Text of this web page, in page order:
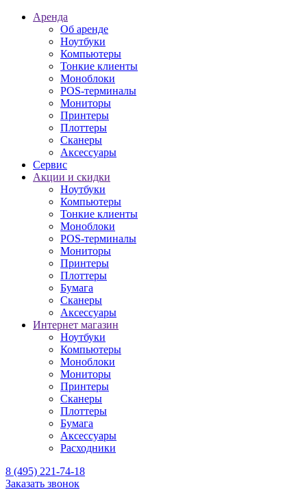
Аренда
Об аренде
Ноутбуки
Компьютеры
Тонкие клиенты
Моноблоки
POS-терминалы
Мониторы
Принтеры
Плоттеры
Сканеры
Аксессуары
Сервис
Акции и скидки
Ноутбуки
Компьютеры
Тонкие клиенты
Моноблоки
POS-терминалы
Мониторы
Принтеры
Плоттеры
Бумага
Сканеры
Аксессуары
Интернет магазин
Ноутбуки
Компьютеры
Моноблоки
Мониторы
Принтеры
Сканеры
Плоттеры
Бумага
Аксессуары
Расходники
8 (495) 221-74-18
Заказать звонок